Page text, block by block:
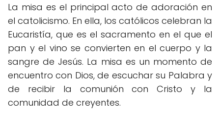
La misa es el principal acto de adoración en
el catolicismo. En ella, los católicos celebran la
Eucaristía, que es el sacramento en el que el
pan y el vino se convierten en el cuerpo y la
sangre de Jesús. La misa es un momento de
encuentro con Dios, de escuchar su Palabra y
de recibir la comunión con Cristo y la
comunidad de creyentes.